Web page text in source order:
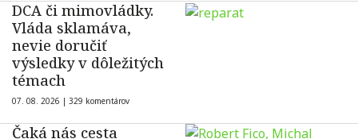
DCA či mimovládky.
Vláda sklamáva,
nevie doručiť
výsledky v dôležitých
témach
07. 08. 2026 | 329 komentárov
Čaká nás cesta